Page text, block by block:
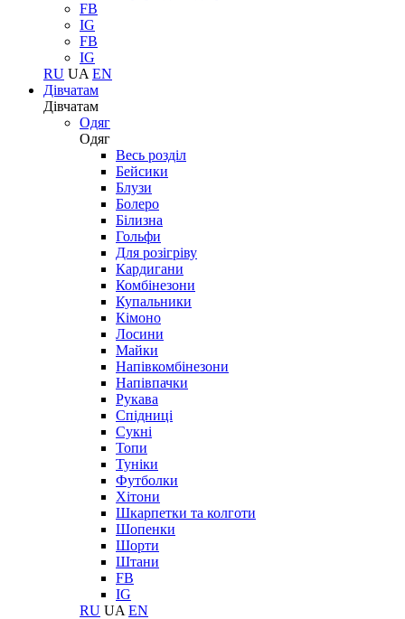
FB
IG
FB
IG
RU UA EN
Дівчатам
Дівчатам
Одяг
Одяг
Весь розділ
Бейсики
Блузи
Болеро
Білизна
Гольфи
Для розігріву
Кардигани
Комбінезони
Купальники
Кімоно
Лосини
Майки
Напівкомбінезони
Напівпачки
Рукава
Спідниці
Сукні
Топи
Туніки
Футболки
Хітони
Шкарпетки та колготи
Шопенки
Шорти
Штани
FB
IG
RU UA EN